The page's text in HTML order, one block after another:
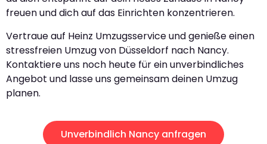
freuen und dich auf das Einrichten konzentrieren.
Vertraue auf Heinz Umzugsservice und genieße einen
stressfreien Umzug von Düsseldorf nach Nancy.
Kontaktiere uns noch heute für ein unverbindliches
Angebot und lasse uns gemeinsam deinen Umzug
planen.
Unverbindlich Nancy anfragen